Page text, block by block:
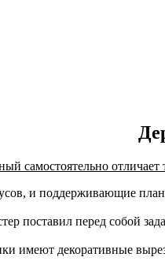
самостоятельно отличает
и поддерживающие
поставил перед собой
имеют декоративные